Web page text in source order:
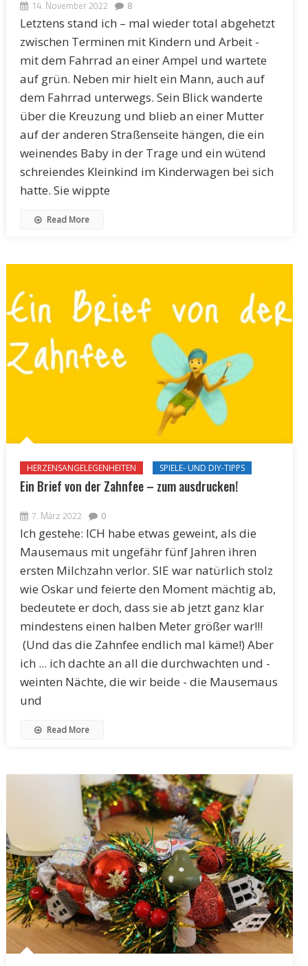
14. November 2022 8
Letztens stand ich – mal wieder total abgehetzt
zwischen Terminen mit Kindern und Arbeit -
mit dem Fahrrad an einer Ampel und wartete
auf grün. Neben mir hielt ein Mann, auch auf
dem Fahrrad unterwegs. Sein Blick wanderte
über die Kreuzung und blieb an einer Mutter
auf der anderen Straßenseite hängen, die ein
weinendes Baby in der Trage und ein wütend
schreiendes Kleinkind im Kinderwagen bei sich
hatte. Sie wippte
Read More
HERZENSANGELEGENHEITEN SPIELE- UND DIY-TIPPS
Ein Brief von der Zahnfee – zum ausdrucken!
7. März 2022 0
Ich gestehe: ICH habe etwas geweint, als die
Mausemaus mit ungefähr fünf Jahren ihren
ersten Milchzahn verlor. SIE war natürlich stolz
wie Oskar und feierte den Moment mächtig ab,
bedeutete er doch, dass sie ab jetzt ganz klar
mindestens einen halben Meter größer war!!!
(Und das die Zahnfee endlich mal käme!) Aber
ich ... ich dachte an all die durchwachten und -
weinten Nächte, die wir beide - die Mausemaus
und
Read More